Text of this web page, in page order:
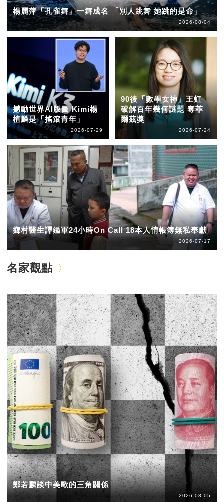
楊麗萍「孔雀舞」一舞成名 「別人跳舞 她跳的是命」
2026-08-04
撼動世界AI版圖 Kimi楊
植麟是「搖滾青年」
2026-07-29
90後「數學女神」王虹
破解百年幾何謎題 奪菲
爾茲獎
2026-07-24
鄉村醫生譚鑑軍24小時On Call 18本人情帳簿無私奉獻
2026-07-17
名家觀點
鄭若麟談中美歐的三角關係
2026-08-05